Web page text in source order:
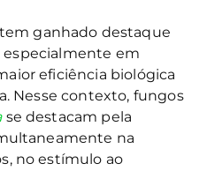
tem ganhado destaque
especialmente em
eficiência biológica
Nesse contexto, fungos
se destacam pela
na
no estímulo ao